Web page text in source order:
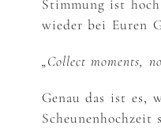
Stimmung ist
wieder bei Euren
„Collect moments,
Genau das ist es,